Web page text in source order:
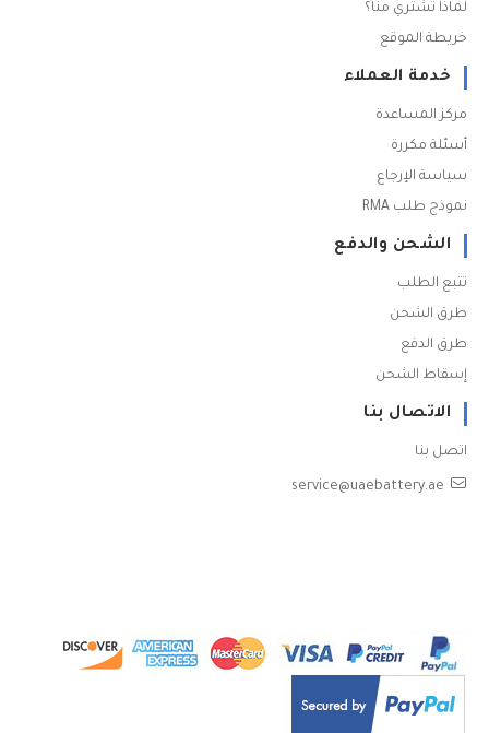
لماذا تشتري منا؟
خريطة الموقع
خدمة العملاء
مركز المساعدة
أسئلة مكررة
سياسة الإرجاع
نموذج طلب RMA
الشحن والدفع
تتبع الطلب
طرق الشحن
طرق الدفع
إسقاط الشحن
الاتصال بنا
اتصل بنا
service@uaebattery.ae